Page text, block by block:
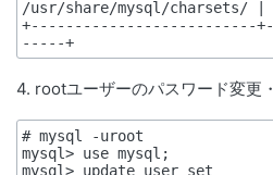
/usr/share/mysql/charsets/ |
+--------------------------
4. rootユーザーのパスワード変更
# mysql -uroot
mysql> use mysql;
mysql> update user set